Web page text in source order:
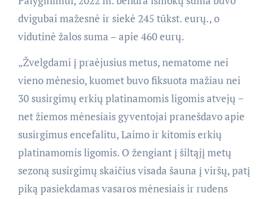
dvigubai mažesnė ir siekė 245 tūkst. eurų., o
vidutinė žalos suma – apie 460 eurų.
„Žvelgdami į praėjusius metus, nematome nei
vieno mėnesio, kuomet buvo fiksuota mažiau nei
30 susirgimų erkių platinamomis ligomis atvejų −
net žiemos mėnesiais gyventojai pranešdavo apie
susirgimus encefalitu, Laimo ir kitomis erkių
platinamomis ligomis. O žengiant į šiltąjį metų
sezoną susirgimų skaičius visada šauna į viršų, patį
piką pasiekdamas vasaros mėnesiais ir rudens